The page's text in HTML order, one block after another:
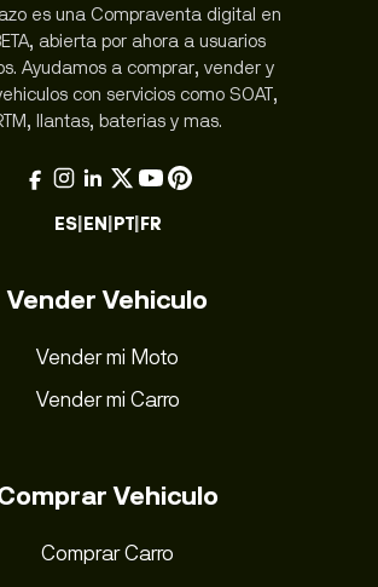
es una Compraventa digital en
abierta por ahora a usuarios
Ayudamos a comprar, vender y
con servicios como SOAT,
llantas, baterias y mas.
ES|EN|PT|FR
Vender Vehiculo
Vender mi Moto
Vender mi Carro
Vehiculo
Comprar Carro